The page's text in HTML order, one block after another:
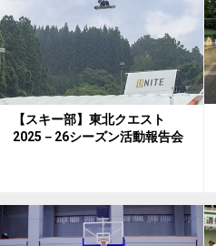
【スキー部】東北クエスト
2025－26シーズン活動報告会